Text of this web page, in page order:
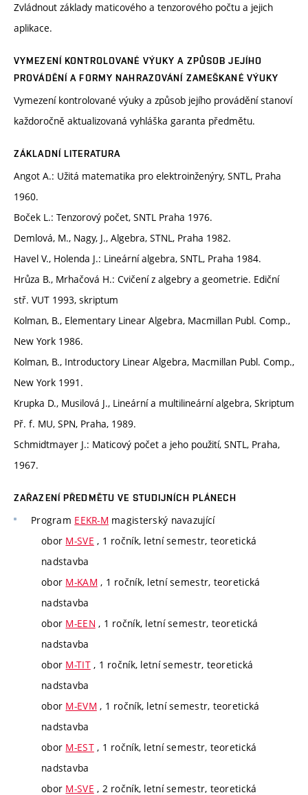
Zvládnout základy maticového a tenzorového počtu a jejich
aplikace.
VYMEZENÍ KONTROLOVANÉ VÝUKY A ZPŮSOB JEJÍHO
PROVÁDĚNÍ A FORMY NAHRAZOVÁNÍ ZAMEŠKANÉ VÝUKY
Vymezení kontrolované výuky a způsob jejího provádění stanoví
každoročně aktualizovaná vyhláška garanta předmětu.
ZÁKLADNÍ LITERATURA
Angot A.: Užitá matematika pro elektroinženýry, SNTL, Praha
1960.
Boček L.: Tenzorový počet, SNTL Praha 1976.
Demlová, M., Nagy, J., Algebra, STNL, Praha 1982.
Havel V., Holenda J.: Lineární algebra, SNTL, Praha 1984.
Hrůza B., Mrhačová H.: Cvičení z algebry a geometrie. Ediční
stř. VUT 1993, skriptum
Kolman, B., Elementary Linear Algebra, Macmillan Publ. Comp.,
New York 1986.
Kolman, B., Introductory Linear Algebra, Macmillan Publ. Comp.,
New York 1991.
Krupka D., Musilová J., Lineární a multilineární algebra, Skriptum
Př. f. MU, SPN, Praha, 1989.
Schmidtmayer J.: Maticový počet a jeho použití, SNTL, Praha,
1967.
ZAŘAZENÍ PŘEDMĚTU VE STUDIJNÍCH PLÁNECH
Program EEKR-M magisterský navazující
obor M-SVE , 1 ročník, letní semestr, teoretická
nadstavba
obor M-KAM , 1 ročník, letní semestr, teoretická
nadstavba
obor M-EEN , 1 ročník, letní semestr, teoretická
nadstavba
obor M-TIT, 1 ročník, letní semestr, teoretická
nadstavba
obor M-EVM , 1 ročník, letní semestr, teoretická
nadstavba
obor M-EST, 1 ročník, letní semestr, teoretická
nadstavba
obor M-SVE , 2 ročník, letní semestr, teoretická